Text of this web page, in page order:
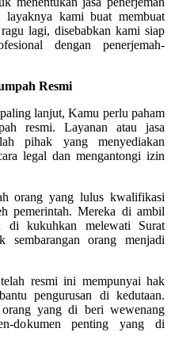
layaknya kami buat membuat
lagi, disebabkan kami siap
dengan penerjemah-
Resmi
lanjut, Kamu perlu paham
resmi. Layanan atau jasa
pihak yang menyediakan
legal dan mengantongi izin
orang yang lulus kwalifikasi
pemerintah. Mereka di ambil
di kukuhkan melewati Surat
sembarangan orang menjadi
resmi ini mempunyai hak
pengurusan di kedutaan.
yang di beri wewenang
dokumen penting yang di